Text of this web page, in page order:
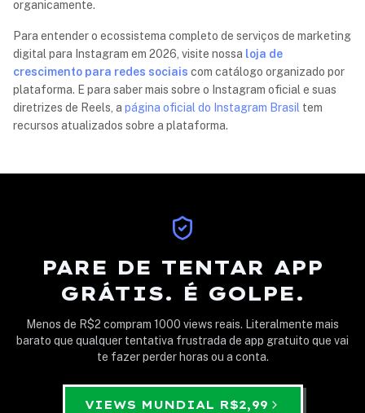
organicamente.
Para entender o ecossistema completo de serviços de marketing
digital para Instagram em 2026, visite nossa loja de
crescimento para redes sociais com catálogo organizado por
plataforma. E para saber mais sobre o Instagram oficial e suas
diretrizes de Reels, a página oficial do Instagram Brasil tem
recursos atualizados sobre a plataforma.
PARE DE TENTAR APP
GRÁTIS. É GOLPE.
Menos de R$2 compram 1000 views reais. Literalmente mais
barato que qualquer tentativa frustrada de app gratuito que vai
te fazer perder horas ou a conta.
VIEWS MUNDIAL R$2,99